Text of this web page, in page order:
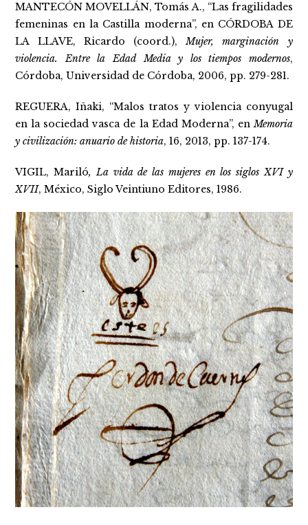
MANTECÓN MOVELLÁN, Tomás A., “Las fragilidades
femeninas en la Castilla moderna”, en CÓRDOBA DE
LA LLAVE, Ricardo (coord.),Mujer, marginación y
violencia. Entre la Edad Media y los tiempos modernos,
Córdoba, Universidad de Córdoba, 2006, pp. 279-281.
REGUERA, Iñaki, “Malos tratos y violencia conyugal
en la sociedad vasca de la Edad Moderna”, enMemoria
y civilización: anuario de historia, 16, 2013, pp. 137-174.
VIGIL, Mariló, La vida de las mujeres en los siglos XVI y
XVII, México, Siglo Veintiuno Editores, 1986.